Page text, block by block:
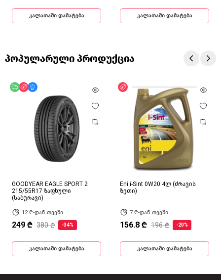
კალათაში დამატება კალათაში დამატება
პოპულარული პროდუქცია
უფასო მიწოდება
ფასდაკლება
GOODYEAR EAGLE SPORT 2
215/55R17 ზაფხული
(საბურავი)
12 ₾-დან თვეში
249 ₾ 380 ₾ -34%
კალათაში დამატება
ფასდაკლება
Eni i-Sint 0W20 4ლ (ძრავის
ზეთი)
7 ₾-დან თვეში
156.8 ₾ 196 ₾ -20%
კალათაში დამატება